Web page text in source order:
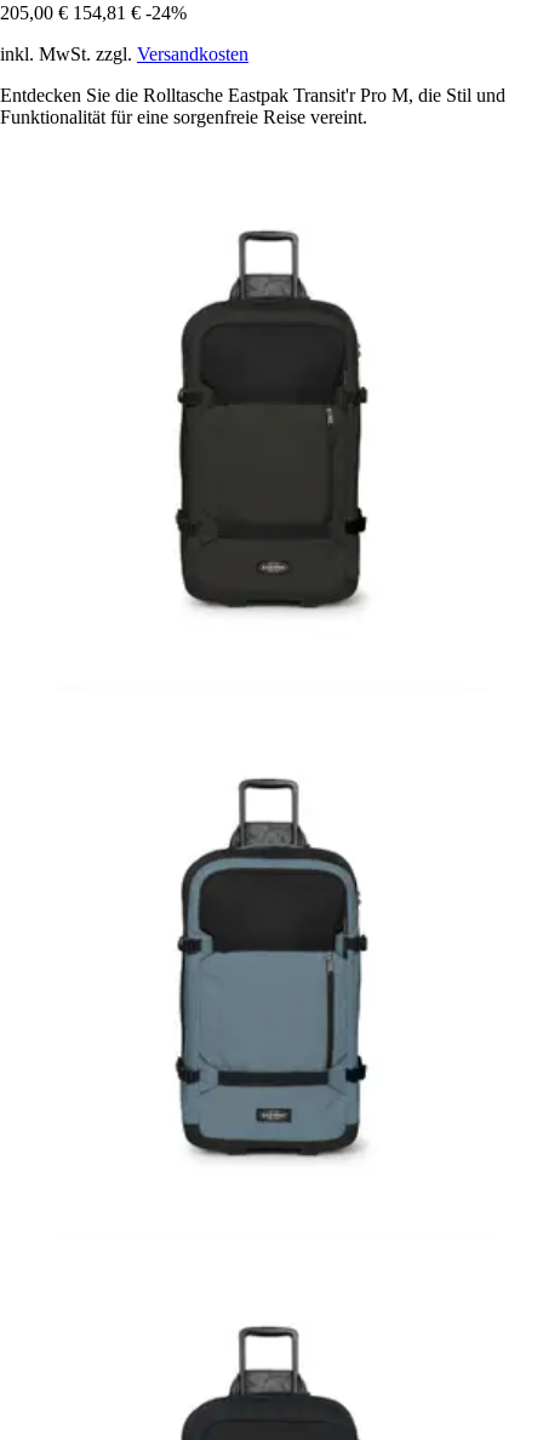
205,00 € 154,81 € -24%
inkl. MwSt. zzgl. Versandkosten
Entdecken Sie die Rolltasche Eastpak Transit'r Pro M, die Stil und
Funktionalität für eine sorgenfreie Reise vereint.